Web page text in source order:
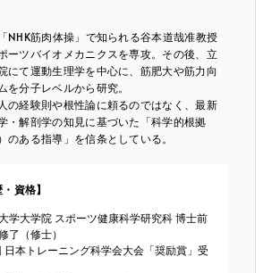
NHK筋肉体操」で知られる谷本道哉准教授
ーツバイオメカニクスを専攻。その後、立
にて運動生理学を中心に、筋肥大や筋力向
を分子レベルから研究。
の経験則や根性論に頼るのではなく、最新
・解剖学の知見に基づいた「科学的根拠
のある指導」を信条としている。
資格】
学大学院 スポーツ健康科学研究科 博士前
了（修士）
本トレーニング科学会大会「奨励賞」受